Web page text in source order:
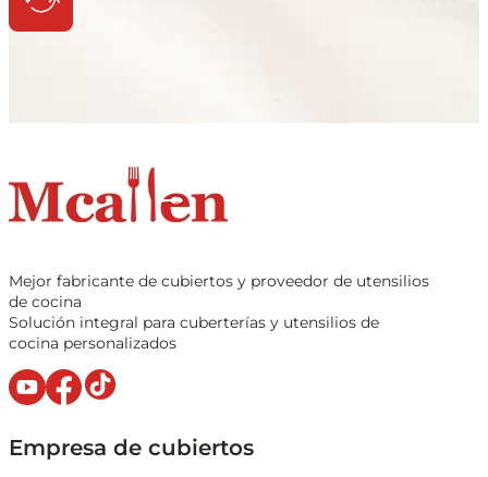
Mejor fabricante de cubiertos y proveedor de utensilios
de cocina
Solución integral para cuberterías y utensilios de
cocina personalizados
Empresa de cubiertos